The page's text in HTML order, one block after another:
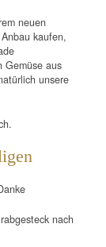
neuen
kaufen,
Gemüse aus
unsere
nach